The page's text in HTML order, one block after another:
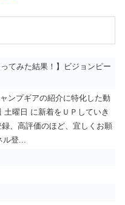
てみた結果！】ビジョンピー
ンプギアの紹介に特化した動
曜日 に新着をＵＰしていき
、高評価のほど、宜しくお願
ル登...